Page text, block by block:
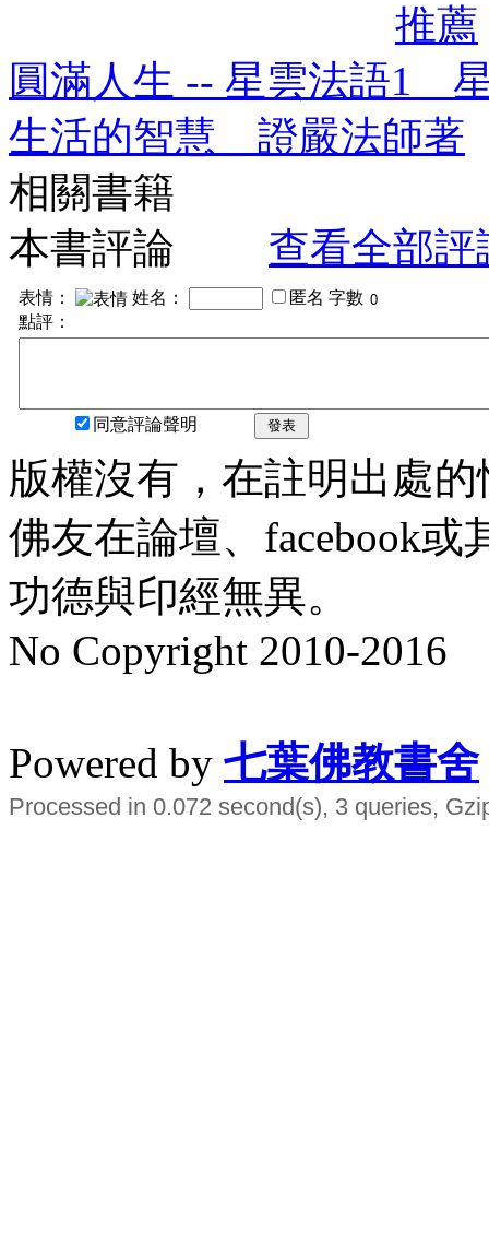
推薦
圓滿人生 -- 星雲法語1
生活的智慧 證嚴法師著
相關書籍
本書評論
查看全部評
表情： 姓名： 匿名 字數
點評：
同意評論聲明 發表
版權沒有，在註明出處
佛友在論壇、facebook
功德與印經無異。
No Copyright 2010-2016
Powered by 七葉佛教書舍
Processed in 0.072 second(s), 3 queries,